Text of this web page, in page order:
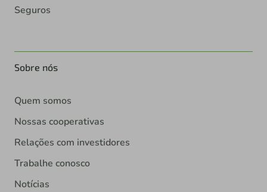
Seguros
Sobre nós
Quem somos
Nossas cooperativas
Relações com investidores
Trabalhe conosco
Notícias